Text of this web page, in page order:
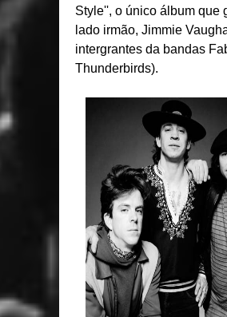
Style'', o único álbum que
lado irmão, Jimmie
intergrantes da bandas
Thunderbirds).